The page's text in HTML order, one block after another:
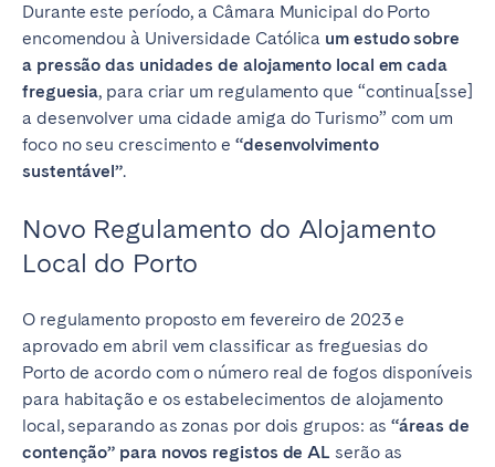
Durante este período, a Câmara Municipal do Porto
encomendou à Universidade Católica um estudo sobre
apressão das unidades de alojamento local em cada
freguesia, para criar um regulamento que “continua[sse]
a desenvolver uma cidade amiga do Turismo” com um
foco no seu crescimento e “desenvolvimento
sustentável”.
Novo Regulamento do Alojamento
Local do Porto
O regulamento proposto em fevereiro de 2023 e
aprovado em abril vem classificar as freguesias do
Porto de acordo com o número real de fogos disponíveis
para habitação e os estabelecimentos de alojamento
local, separando as zonas por dois grupos: as“áreas de
contenção” para novos registos de AL serão as